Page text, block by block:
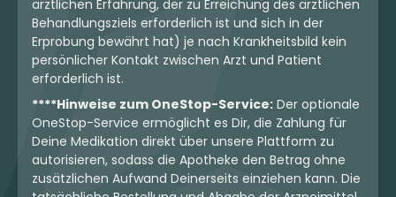
ärztlichen Erfahrung, der zu Erreichung des ärztlichen
Behandlungsziels erforderlich ist und sich in der
Erprobung bewährt hat) je nach Krankheitsbild kein
persönlicher Kontakt zwischen Arzt und Patient
erforderlich ist.
****Hinweise zum OneStop-Service: Der optionale
OneStop-Service ermöglicht es Dir, die Zahlung für
Deine Medikation direkt über unsere Plattform zu
autorisieren, sodass die Apotheke den Betrag ohne
zusätzlichen Aufwand Deinerseits einziehen kann. Die